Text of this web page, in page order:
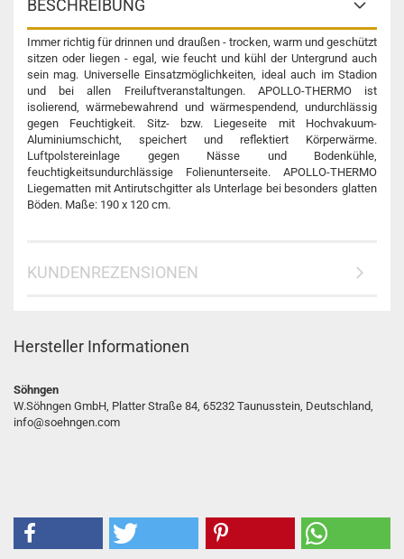
BESCHREIBUNG
Immer richtig für drinnen und draußen - trocken, warm und geschützt
sitzen oder liegen - egal, wie feucht und kühl der Untergrund auch
sein mag. Universelle Einsatzmöglichkeiten, ideal auch im Stadion
und bei allen Freiluftveranstaltungen. APOLLO-THERMO ist
isolierend, wärmebewahrend und wärmespendend, undurchlässig
gegen Feuchtigkeit. Sitz- bzw. Liegeseite mit Hochvakuum-
Aluminiumschicht, speichert und reflektiert Körperwärme.
Luftpolstereinlage gegen Nässe und Bodenkühle,
feuchtigkeitsundurchlässige Folienunterseite. APOLLO-THERMO
Liegematten mit Antirutschgitter als Unterlage bei besonders glatten
Böden. Maße: 190 x 120 cm.
KUNDENREZENSIONEN
Hersteller Informationen
Söhngen
W.Söhngen GmbH, Platter Straße 84, 65232 Taunusstein, Deutschland,
info@soehngen.com